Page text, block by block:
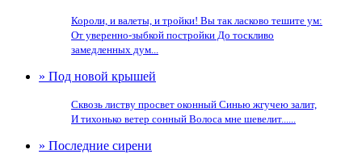
Короли, и валеты, и тройки! Вы так ласково тешите ум:
От уверенно-зыбкой постройки До тоскливо
замедленных дум...
» Под новой крышей
Сквозь листву просвет оконный Синью жгучею залит,
И тихонько ветер сонный Волоса мне шевелит......
» Последние сирени